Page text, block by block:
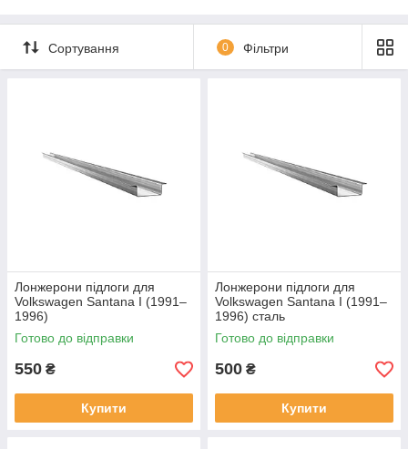
Сортування 0 Фільтри
Лонжерони підлоги для
Volkswagen Santana I (1991–
1996)
Готово до відправки
550 ₴
Купити
Лонжерони підлоги для
Volkswagen Santana I (1991–
1996) сталь
Готово до відправки
500 ₴
Купити